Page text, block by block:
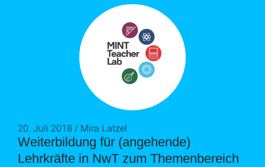
Weiterbildung für (angehende)
Lehrkräfte in NwT zum Themenbereich
20. Juli 2018 / Mira Latzel